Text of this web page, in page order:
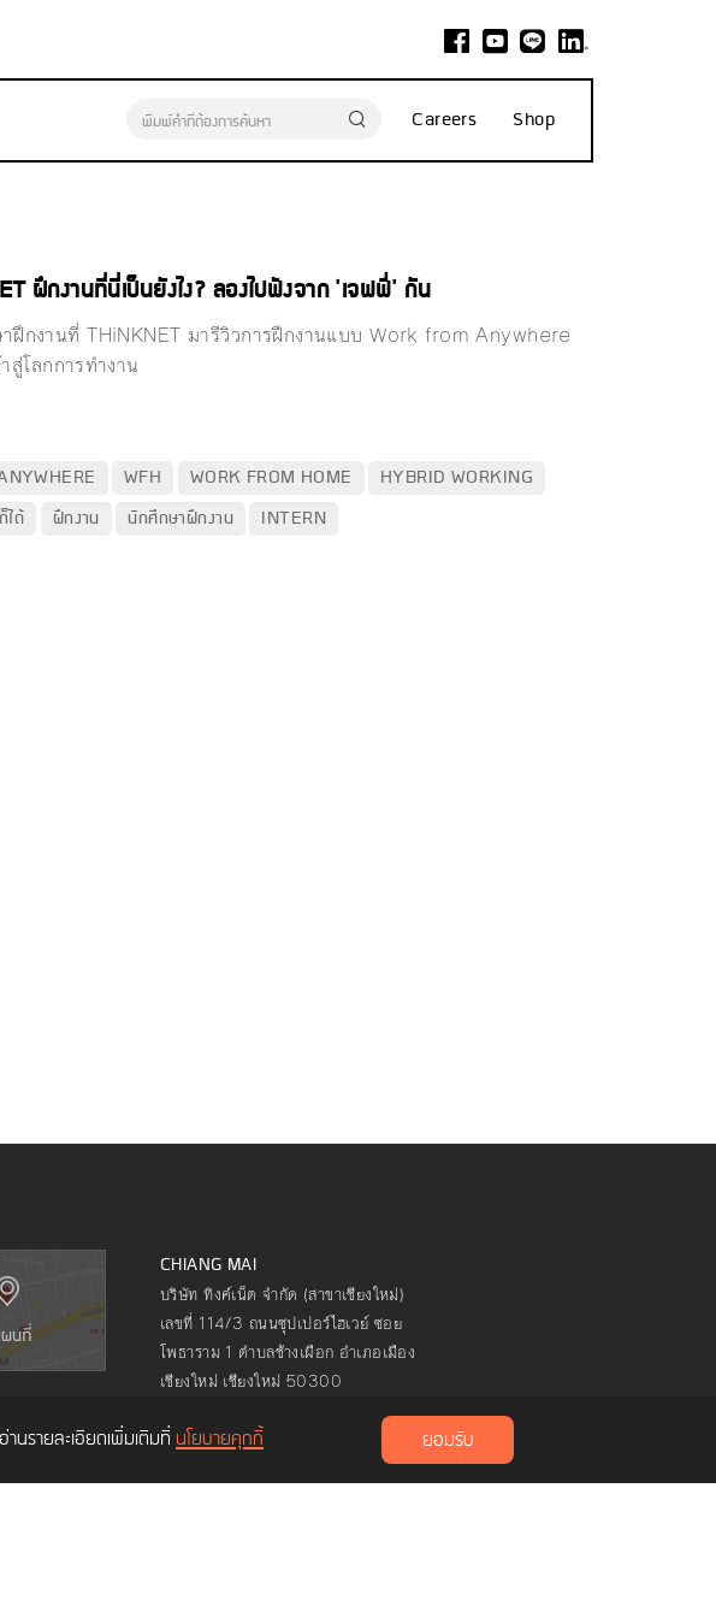
Careers Shop
ฝึกงานที่นี่เป็นยังไง? ลองไปฟังจาก 'เจฟฟี่' กัน
ฝึกงานที่ THiNKNET มารีวิวการฝึกงานแบบ Work from Anywhere
โลกการทำงาน
WFH WORK FROM HOME
HYBRID WORKING
ได้ ฝึกงาน นักศึกษาฝึกงาน INTERN
CHIANG MAI
บริษัท ทิงค์เน็ต จำกัด (สาขาเชียงใหม่)
เลขที่ 114/3 ถนนซุปเปอร์ไฮเวย์ ซอย
โพธาราม 1 ตำบลช้างเผือก อำเภอเมือง
เชียงใหม่ เชียงใหม่ 50300
านรายละเอียดเพิ่มเติมที่ นโยบายคุกกี้ ยอมรับ